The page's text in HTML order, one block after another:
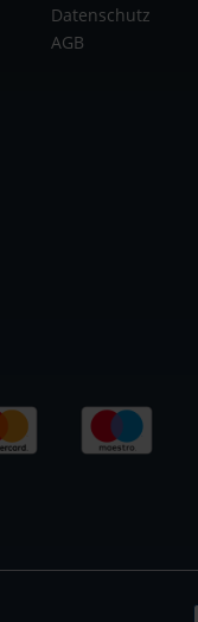
Datenschutz
AGB